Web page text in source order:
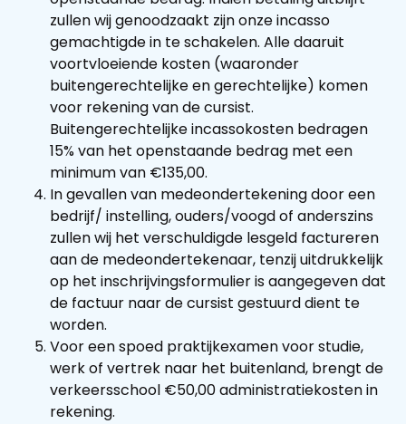
zullen wij genoodzaakt zijn onze incasso
gemachtigde in te schakelen. Alle daaruit
voortvloeiende kosten (waaronder
buitengerechtelijke en gerechtelijke) komen
voor rekening van de cursist.
Buitengerechtelijke incassokosten bedragen
15% van het openstaande bedrag met een
minimum van €135,00.
In gevallen van medeondertekening door een
bedrijf/ instelling, ouders/voogd of anderszins
zullen wij het verschuldigde lesgeld factureren
aan de medeondertekenaar, tenzij uitdrukkelijk
op het inschrijvingsformulier is aangegeven dat
de factuur naar de cursist gestuurd dient te
worden.
Voor een spoed praktijkexamen voor studie,
werk of vertrek naar het buitenland, brengt de
verkeersschool €50,00 administratiekosten in
rekening.